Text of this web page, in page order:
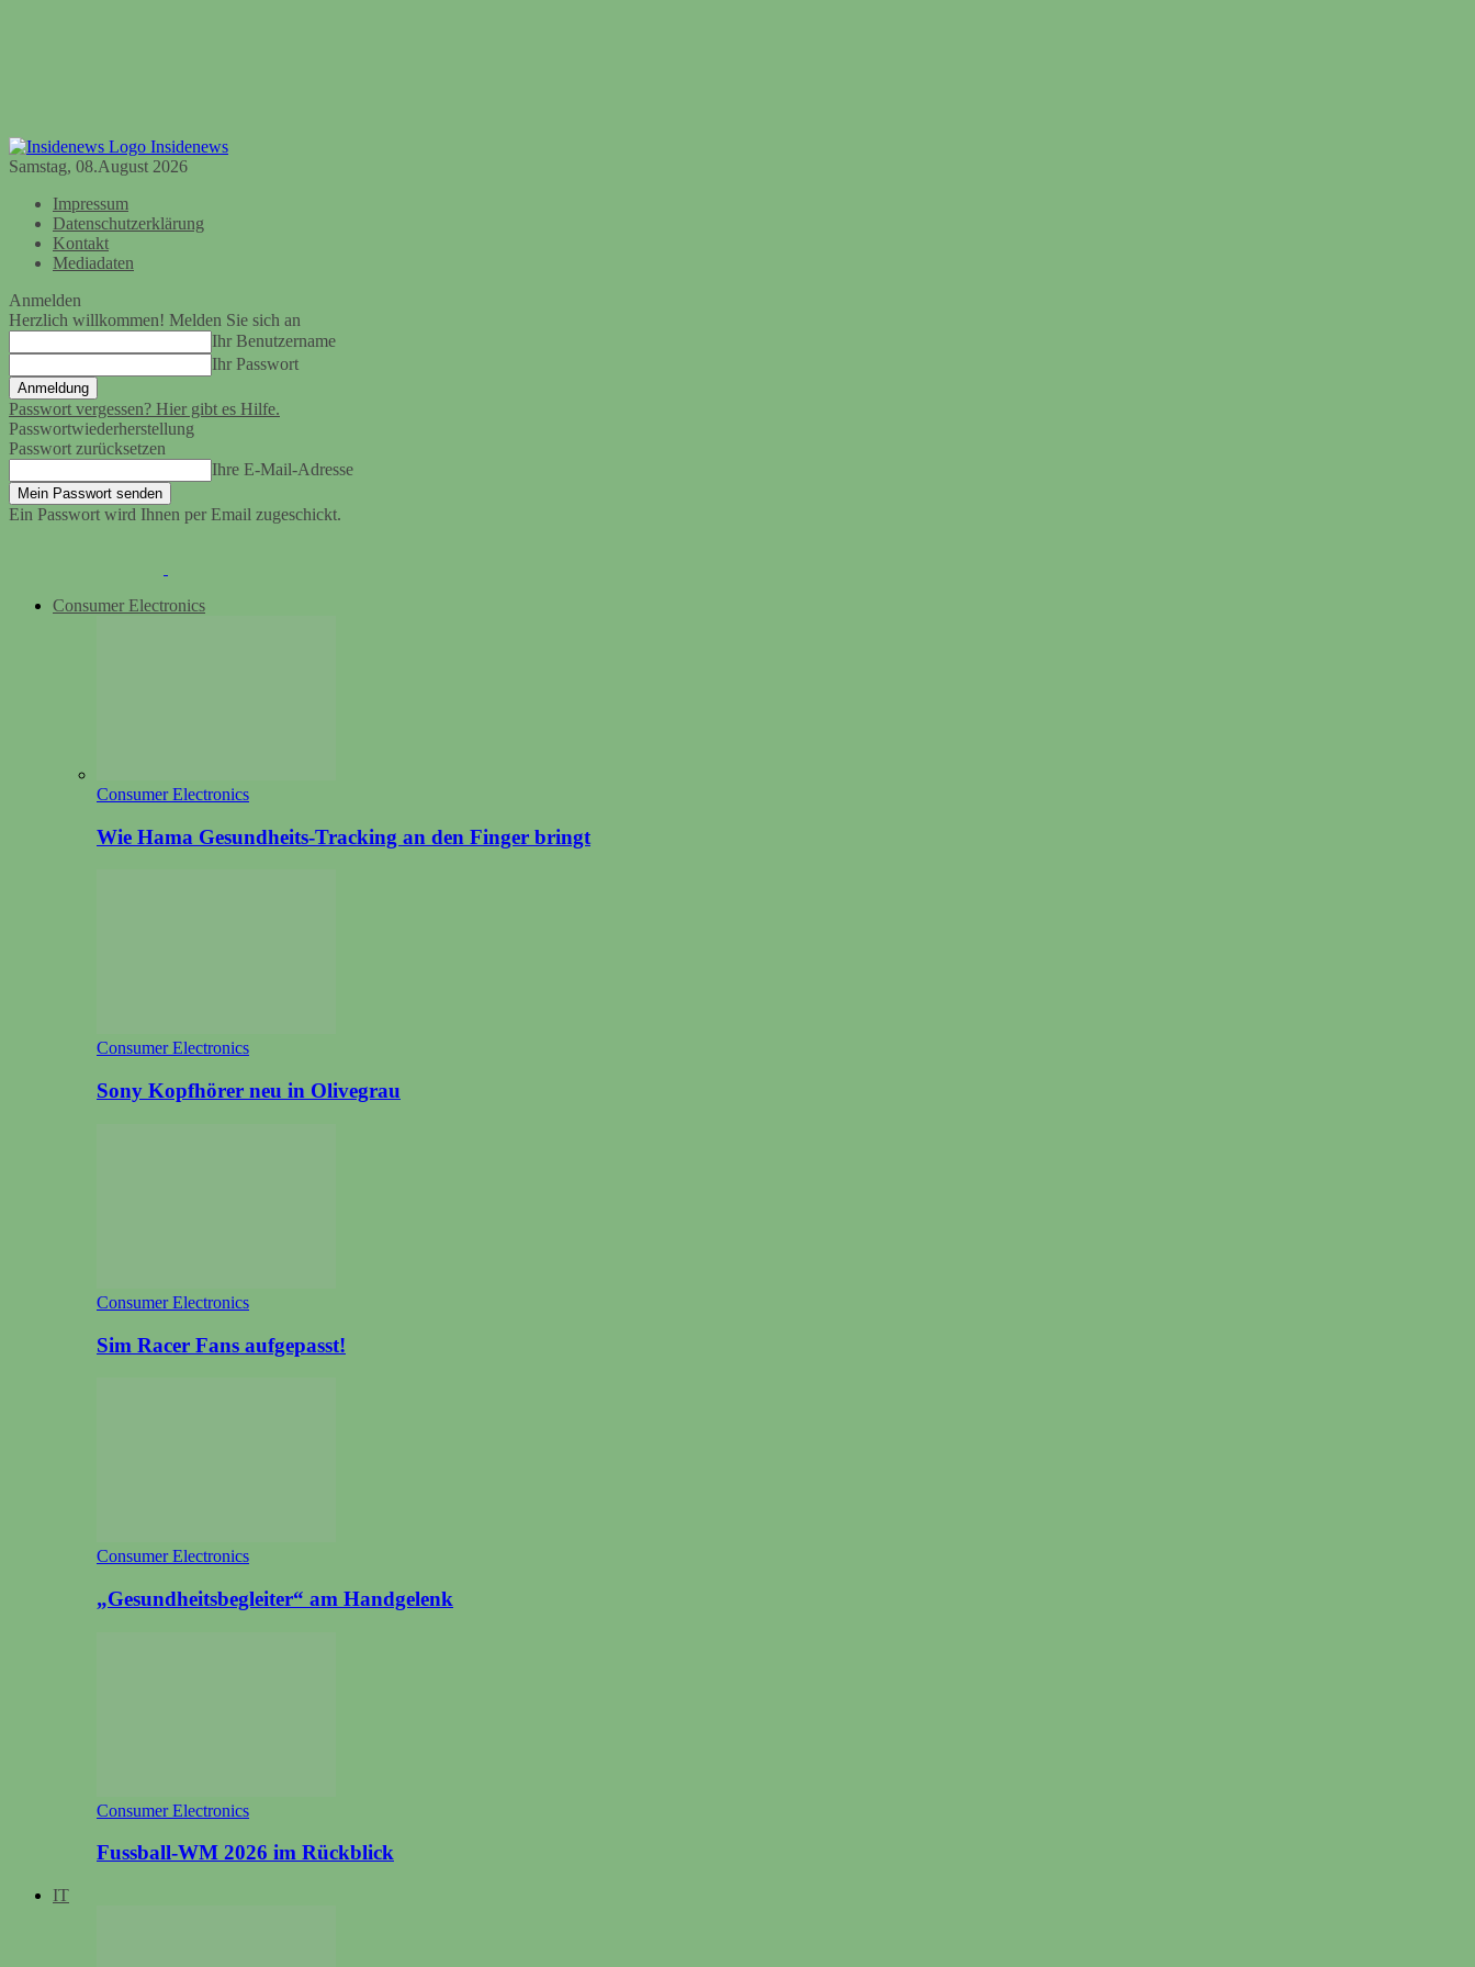
Insidenews
Samstag, 08.August 2026
Impressum
Datenschutzerklärung
Kontakt
Mediadaten
Anmelden
Herzlich willkommen! Melden Sie sich an
Ihr Benutzername
Ihr Passwort
Passwort vergessen? Hier gibt es Hilfe.
Passwortwiederherstellung
Passwort zurücksetzen
Ihre E-Mail-Adresse
Ein Passwort wird Ihnen per Email zugeschickt.
Consumer Electronics
Consumer Electronics
Wie Hama Gesundheits-Tracking an den Finger bringt
Consumer Electronics
Sony Kopfhörer neu in Olivegrau
Consumer Electronics
Sim Racer Fans aufgepasst!
Consumer Electronics
„Gesundheitsbegleiter“ am Handgelenk
Consumer Electronics
Fussball-WM 2026 im Rückblick
IT